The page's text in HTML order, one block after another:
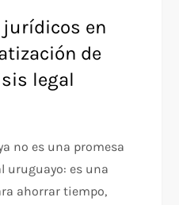
jurídicos en
de
legal
no es una promesa
uruguayo: es una
ahorrar tiempo,